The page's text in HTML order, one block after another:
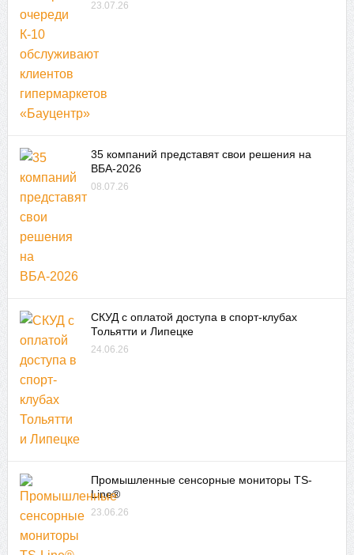
23.07.26
35 компаний представят свои решения на
ВБА-2026
08.07.26
СКУД с оплатой доступа в спорт-клубах
Тольятти и Липецке
24.06.26
Промышленные сенсорные мониторы TS-
Line®
23.06.26